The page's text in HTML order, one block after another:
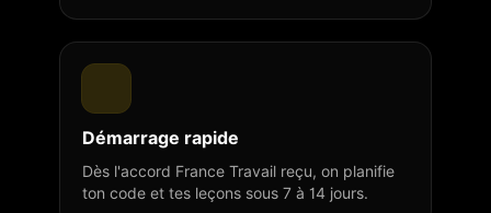
Démarrage rapide
Dès l'accord France Travail reçu, on planifie
ton code et tes leçons sous 7 à 14 jours.